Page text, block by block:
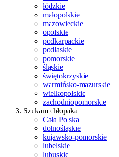
łódzkie
małopolskie
mazowieckie
opolskie
podkarpackie
podlaskie
pomorskie
śląskie
świętokrzyskie
warmińsko-mazurskie
wielkopolskie
zachodniopomorskie
Szukam chłopaka
Cała Polska
dolnośląskie
kujawsko-pomorskie
lubelskie
lubuskie